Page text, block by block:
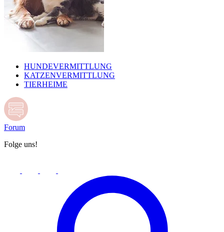
HUNDEVERMITTLUNG
KATZENVERMITTLUNG
TIERHEIME
Forum
Folge uns!